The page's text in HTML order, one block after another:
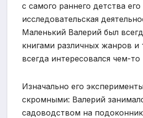
с самого раннего детства
исследовательская
Маленький Валерий был
книгами различных жанров и
всегда интересовался чем-
Изначально его
скромными: Валерий
садоводством на